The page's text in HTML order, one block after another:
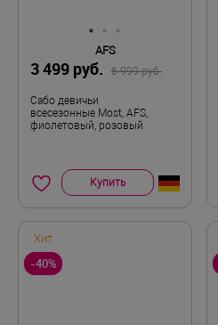
AFS
3 499 руб. 6 999 руб.
Сабо девичьи
всесезонные Most, AFS,
фиолетовый, розовый
Купить
Хит
-40%